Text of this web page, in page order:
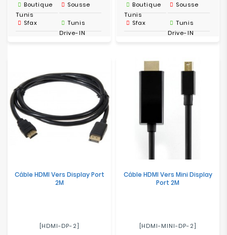
Boutique
Tunis
Sousse
Sfax
Tunis
Drive-IN
Boutique
Tunis
Sousse
Sfax
Tunis
Drive-IN
Câble HDMI Vers Display Port
2M
[HDMI-DP-2]
Câble HDMI Vers Mini Display
Port 2M
[HDMI-MINI-DP-2]